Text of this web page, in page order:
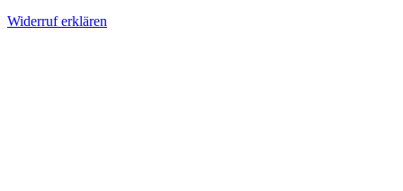
Widerruf erklären